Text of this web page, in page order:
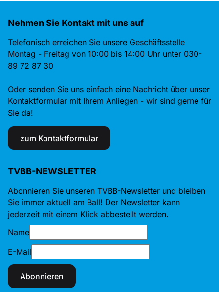
Nehmen Sie Kontakt mit uns auf
Telefonisch erreichen Sie unsere Geschäftsstelle
Montag - Freitag von 10:00 bis 14:00 Uhr unter 030-
89 72 87 30
Oder senden Sie uns einfach eine Nachricht über unser
Kontaktformular mit Ihrem Anliegen - wir sind gerne für
Sie da!
zum Kontaktformular
TVBB-NEWSLETTER
Abonnieren Sie unseren TVBB-Newsletter und bleiben
Sie immer aktuell am Ball! Der Newsletter kann
jederzeit mit einem Klick abbestellt werden.
Name
E-Mail
Abonnieren